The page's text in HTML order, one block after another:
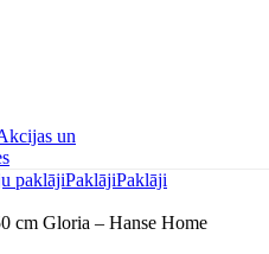
un
paklājiPaklājiPaklāji